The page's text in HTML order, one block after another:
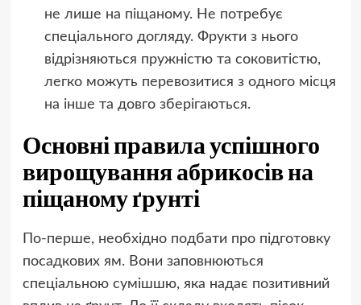
не лише на піщаному. Не потребує
спеціального догляду. Фрукти з нього
відрізняються пружністю та соковитістю,
легко можуть перевозитися з одного місця
на інше та довго зберігаються.
Основні правила успішного
вирощування абрикосів на
піщаному ґрунті
По-перше, необхідно подбати про підготовку
посадкових ям. Вони заповнюються
спеціальною сумішшю, яка надає позитивний